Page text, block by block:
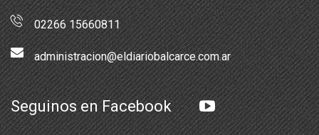
02266 15660811
administracion@eldiariobalcarce.com.ar
Seguinos en Facebook